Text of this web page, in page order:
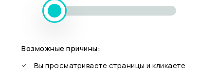
Возможные причины:
Вы просматриваете страницы и кликаете